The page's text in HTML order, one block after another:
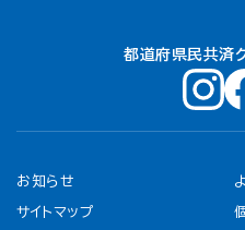
都道府県民共済
お知らせ
サイトマップ